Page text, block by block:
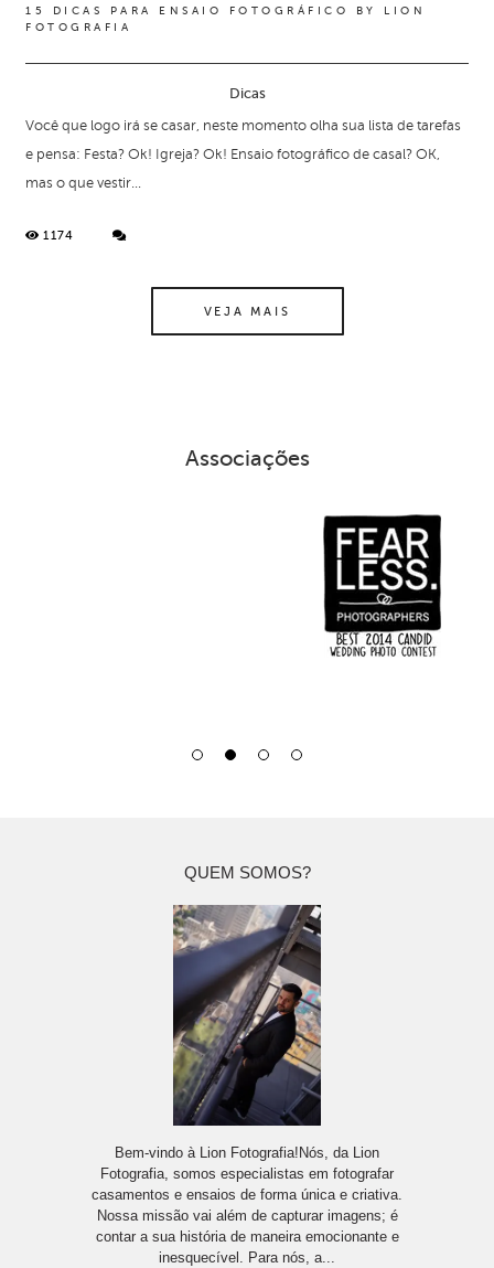
15 DICAS PARA ENSAIO FOTOGRÁFICO BY LION
FOTOGRAFIA
Dicas
1174
Você que logo irá se casar, neste momento olha sua lista de tarefas
e pensa: Festa? Ok! Igreja? Ok! Ensaio fotográfico de casal? OK,
mas o que vestir...
VEJA MAIS
Associações
QUEM SOMOS?
Bem-vindo à Lion Fotografia!Nós, da Lion
Fotografia, somos especialistas em fotografar
casamentos e ensaios de forma única e criativa.
Nossa missão vai além de capturar imagens; é
contar a sua história de maneira emocionante e
inesquecível. Para nós, a...